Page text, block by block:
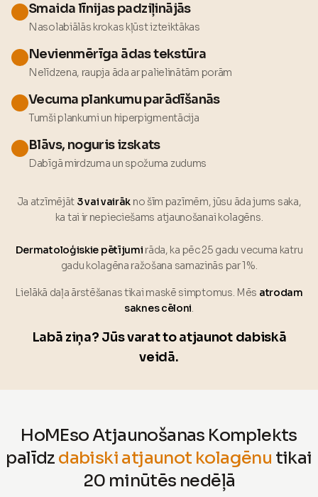
Smaida līnijas padziļinājās
Nasolabiālās krokas kļūst izteiktākas
Nevienmērīga ādas tekstūra
Nelīdzena, raupja āda ar palielinātām porām
Vecuma plankumu parādīšanās
Tumši plankumi un hiperpigmentācija
Blāvs, noguris izskats
Dabīgā mirdzuma un spožuma zudums
Ja atzīmējāt 3 vai vairāk no šīm pazīmēm, jūsu āda jums saka,
ka tai ir nepieciešams atjaunošanai kolagēns.
Dermatoloģiskie pētījumi rāda, ka pēc 25 gadu vecuma katru
gadu kolagēna ražošana samazinās par 1%.
Lielākā daļa ārstēšanas tikai maskē simptomus. Mēs atrodam
saknes cēloni.
Labā ziņa? Jūs varat to atjaunot dabiskā
veidā.
HoMEso Atjaunošanas Komplekts
palīdz dabiski atjaunot kolagēnu tikai
20 minūtēs nedēļā